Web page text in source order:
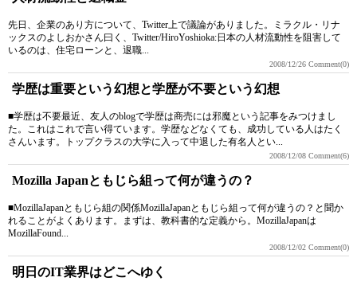
先日、企業のあり方について、Twitter上で議論がありました。ミラクル・リナ
ックスのよしおかさん曰く、Twitter/HiroYoshioka:日本の人材流動性を阻害して
いるのは、住宅ローンと、退職...
2008/12/26 Comment(0)
学歴は重要という幻想と学歴が不要という幻想
■学歴は不要最近、友人のblogで学歴は商売には邪魔という記事をみつけまし
た。これはこれで言い得ています。学歴などなくても、成功している人はたく
さんいます。トップクラスの大学に入って中退した有名人とい...
2008/12/08 Comment(6)
Mozilla Japanともじら組って何が違うの？
■MozillaJapanともじら組の関係MozillaJapanともじら組って何が違うの？と聞か
れることがよくあります。まずは、教科書的な定義から。MozillaJapanは
MozillaFound...
2008/12/02 Comment(0)
明日のIT業界はどこへゆく